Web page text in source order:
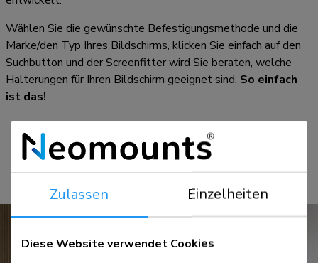
Wählen Sie die gewünschte Befestigungsmethode und die
Marke/den Typ Ihres Bildschirms, klicken Sie einfach auf den
Suchbutton und der Screenfitter wird Sie beraten, welche
Halterungen für Ihren Bildschirm geeignet sind. So einfach
ist das!
Neugierig? Testen Sie den Screenfitter jetzt:
Klicken Sie hier
Zulassen Einzelheiten
Diese Website verwendet Cookies